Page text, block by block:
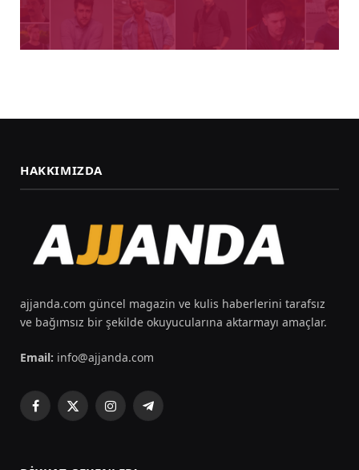
HAKKIMIZDA
ajjanda.com güncel magazin ve kulis haberlerini tarafsız
ve bağımsız bir şekilde okuyucularına aktarmayı amaçlar.
Email: info@ajjanda.com
Facebook
X
InstagramTelegram